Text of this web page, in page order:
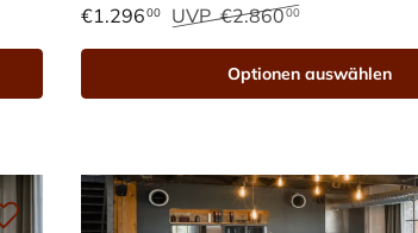
€1.29600 UVP €2.86000
Optionen auswählen